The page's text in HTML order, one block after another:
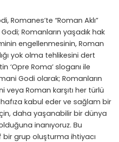
Romanes’te “Roman Aklı”
Romanların yaşadık hak
engellenmesinin, Roman
yok olma tehlikesini dert
‘Opre Roma’ sloganı ile
Godi olarak; Romanların
veya Roman karşıtı her türlü
kabul eder ve sağlam bir
daha yaşanabilir bir dünya
inanıyoruz. Bu
bir grup oluşturma ihtiyacı